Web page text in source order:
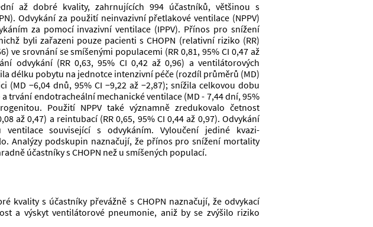
až dobré kvality, zahrnujících 994 účastníků, většinou s
Odvykání za použití neinvazivní přetlakové ventilace (NPPV)
za pomocí invazivní ventilace (IPPV). Přínos pro snížení
byli zařazeni pouze pacienti s CHOPN (relativní riziko (RR)
ve srovnání se smíšenými populacemi (RR 0,81, 95% CI 0,47 až
odvykání (RR 0,63, 95% CI 0,42 až 0,96) a ventilátorových
délku pobytu na jednotce intenzivní péče (rozdíl průměrů (MD)
(MD −6,04 dnů, 95% CI −9,22 až −2,87); snížila celkovou dobu
a trvání endotracheální mechanické ventilace (MD - 7,44 dní, 95%
Použití NPPV také významně zredukovalo četnost
až 0,47) a reintubací (RR 0,65, 95% CI 0,44 až 0,97). Odvykání
související s odvykáním. Vyloučení jediné kvazi-
Analýzy podskupin naznačují, že přínos pro snížení mortality
účastníky s CHOPN než u smíšených populací.
kvality s účastníky převážně s CHOPN naznačují, že odvykací
a výskyt ventilátorové pneumonie, aniž by se zvýšilo riziko